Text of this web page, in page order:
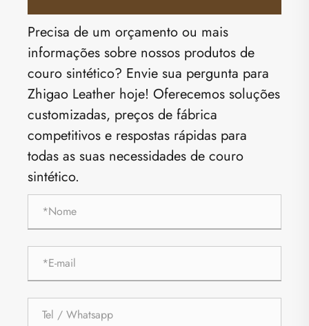
Precisa de um orçamento ou mais
informações sobre nossos produtos de
couro sintético? Envie sua pergunta para
Zhigao Leather hoje! Oferecemos soluções
customizadas, preços de fábrica
competitivos e respostas rápidas para
todas as suas necessidades de couro
sintético.